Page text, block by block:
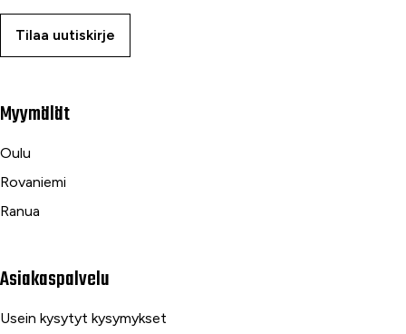
Tilaa uutiskirje
Myymälät
Oulu
Rovaniemi
Ranua
Asiakaspalvelu
Usein kysytyt kysymykset